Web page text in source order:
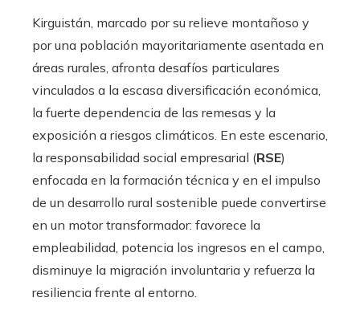
Kirguistán, marcado por su relieve montañoso y
por una población mayoritariamente asentada en
áreas rurales, afronta desafíos particulares
vinculados a la escasa diversificación económica,
la fuerte dependencia de las remesas y la
exposición a riesgos climáticos. En este escenario,
la responsabilidad social empresarial (RSE)
enfocada en la formación técnica y en el impulso
de un desarrollo rural sostenible puede convertirse
en un motor transformador: favorece la
empleabilidad, potencia los ingresos en el campo,
disminuye la migración involuntaria y refuerza la
resiliencia frente al entorno.